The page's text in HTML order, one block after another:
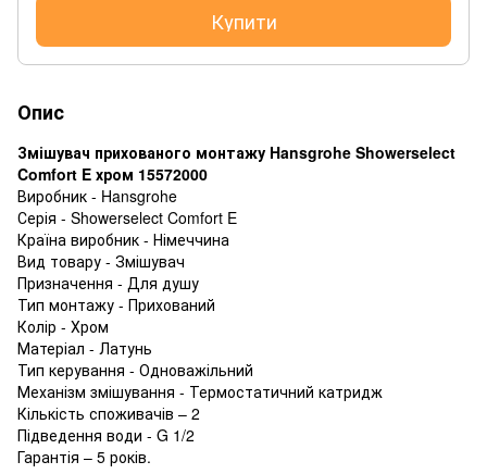
Купити
Опис
Змішувач прихованого монтажу Hansgrohe Showerselect
Comfort E хром 15572000
Виробник - Hansgrohe
Серія - Showerselect Comfort E
Країна виробник - Німеччина
Вид товару - Змішувач
Призначення - Для душу
Тип монтажу - Прихований
Колір - Хром
Матеріал - Латунь
Тип керування - Одноважільний
Механізм змішування - Термостатичний катридж
Кількість споживачів – 2
Підведення води - G 1/2
Гарантія – 5 років.